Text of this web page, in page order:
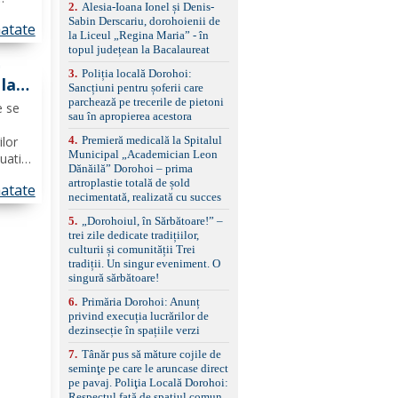
se
schimbare bandă și
menținere bandă Faruri
bi-xenon adaptive cu
asistent fază lungă
automată , lumini de zi
LED, proiectoare ceață
LED, spălătoare faruri
față/spate, cameră
marșarier Keyless entry
& start, geamuri electrice
față/spate, oglinzi
electrice, încălzite și
rabatabile Sistem hands-
free, Bluetooth, USB
Sistem start/stop, frână
de parcare electrică,
anvelope vară runflat
filtru de particule,
standard Euro 6 Trapă
panoramică, geamuri
remorcare Bonus: -
Covorașe textile montate
pe mașină. -Ofer și un
2. Alesia-Ioana Ionel și Denis-
Sabin Derscariu, dorohoienii de
la Liceul „Regina Maria” - în
topul județean la Bacalaureat
3. Poliția locală Dorohoi:
Sancțiuni pentru șoferii care
parchează pe trecerile de pietoni
sau în apropierea acestora
4. Premieră medicală la Spitalul
Municipal „Academician Leon
Dănăilă” Dorohoi – prima
artroplastie totală de șold
necimentată, realizată cu succes
5.
„Dorohoiul, în Sărbătoare!” –
trei zile dedicate tradițiilor,
culturii și comunității Trei
tradiții. Un singur eveniment. O
singură sărbătoare!
6. Primăria Dorohoi: Anunț
privind execuția lucrărilor de
dezinsecție în spațiile verzi
7. Tânăr pus să măture cojile de
seminţe pe care le aruncase direct
pe pavaj. Poliţia Locală Dorohoi: